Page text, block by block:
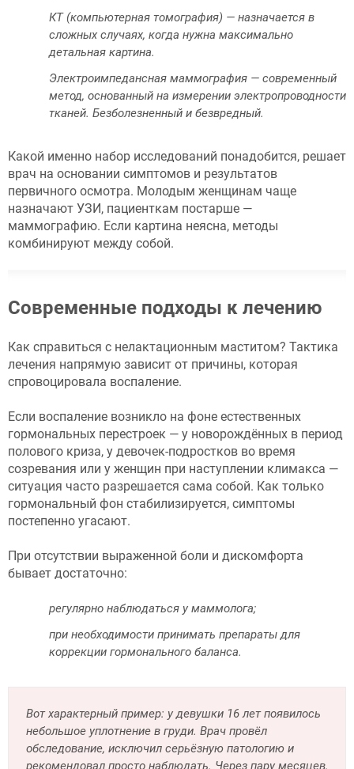
КТ (компьютерная томография) — назначается в
сложных случаях, когда нужна максимально
детальная картина.
Электроимпедансная маммография — современный
метод, основанный на измерении электропроводности
тканей. Безболезненный и безвредный.
Какой именно набор исследований понадобится, решает
врач на основании симптомов и результатов
первичного осмотра. Молодым женщинам чаще
назначают УЗИ, пациенткам постарше —
маммографию. Если картина неясна, методы
комбинируют между собой.
Современные подходы к лечению
Как справиться с нелактационным маститом? Тактика
лечения напрямую зависит от причины, которая
спровоцировала воспаление.
Если воспаление возникло на фоне естественных
гормональных перестроек — у новорождённых в период
полового криза, у девочек-подростков во время
созревания или у женщин при наступлении климакса —
ситуация часто разрешается сама собой. Как только
гормональный фон стабилизируется, симптомы
постепенно угасают.
При отсутствии выраженной боли и дискомфорта
бывает достаточно:
регулярно наблюдаться у маммолога;
при необходимости принимать препараты для
коррекции гормонального баланса.
Вот характерный пример: у девушки 16 лет появилось
небольшое уплотнение в груди. Врач провёл
обследование, исключил серьёзную патологию и